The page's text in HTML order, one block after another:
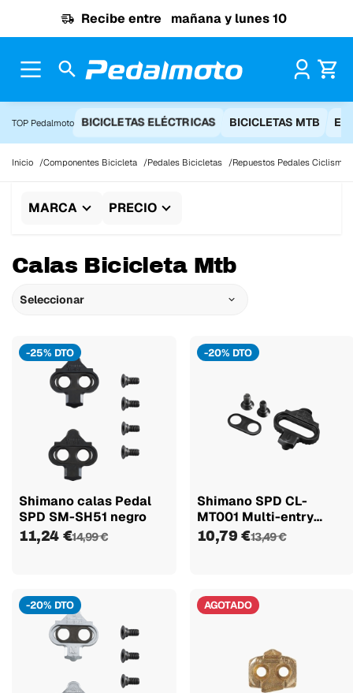
Recibe entre mañana y lunes 10
TOP Pedalmoto BICICLETAS ELÉCTRICAS BICICLETAS MTB
Inicio Componentes Bicicleta Pedales Bicicletas Repuestos Pedales Ciclismo
MARCA PRECIO
Calas Bicicleta Mtb
Seleccionar
-25% DTO
Shimano calas Pedal
SPD SM-SH51 negro
11,24 €14,99 €
-20% DTO
Shimano SPD CL-
MT001 Multi-entry
Juego de calas
10,79 €13,49 €
-20% DTO AGOTADO